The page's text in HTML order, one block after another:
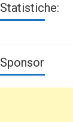
Statistiche:
Sponsor